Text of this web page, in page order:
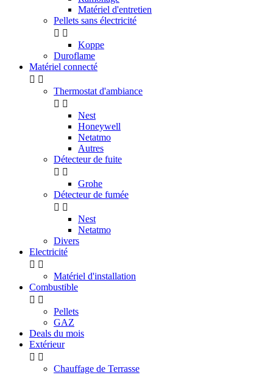
Matériel d'entretien
Pellets sans électricité
 
Koppe
Duroflame
Matériel connecté
 
Thermostat d'ambiance
 
Nest
Honeywell
Netatmo
Autres
Détecteur de fuite
 
Grohe
Détecteur de fumée
 
Nest
Netatmo
Divers
Electricité
 
Matériel d'installation
Combustible
 
Pellets
GAZ
Deals du mois
Extérieur
 
Chauffage de Terrasse